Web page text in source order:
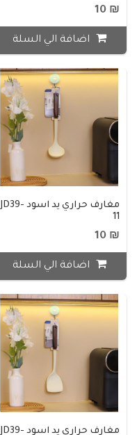
₪ 10
اضافة الي السلة
مغارف حراري يد اسود JD39-
11
₪ 10
اضافة الي السلة
مغارف حراري يد اسود JD39-